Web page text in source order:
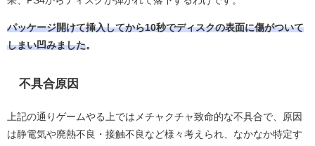
パッケージ開けて挿入してから10秒でディスクの表面に傷がついて
しまい凹みました。
不具合原因
上記の通りゲームやる上ではメチャクチャ致命的な不具合で、原因
は静電気や廃熱不良・接触不良など様々考えられ、なかなか特定す